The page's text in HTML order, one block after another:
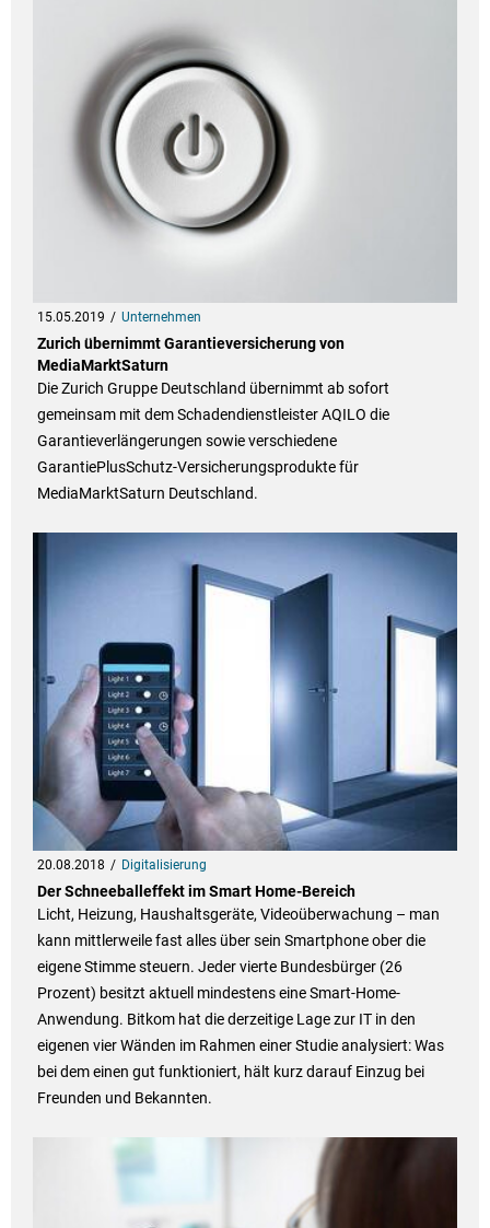
15.05.2019 Unternehmen
Zurich übernimmt Garantieversicherung von
MediaMarktSaturn
Die Zurich Gruppe Deutschland übernimmt ab sofort
gemeinsam mit dem Schadendienstleister AQILO die
Garantieverlängerungen sowie verschiedene
GarantiePlusSchutz-Versicherungsprodukte für
MediaMarktSaturn Deutschland.
20.08.2018 Digitalisierung
Der Schneeballeffekt im Smart Home-Bereich
Licht, Heizung, Haushaltsgeräte, Videoüberwachung – man
kann mittlerweile fast alles über sein Smartphone ober die
eigene Stimme steuern. Jeder vierte Bundesbürger (26
Prozent) besitzt aktuell mindestens eine Smart-Home-
Anwendung. Bitkom hat die derzeitige Lage zur IT in den
eigenen vier Wänden im Rahmen einer Studie analysiert: Was
bei dem einen gut funktioniert, hält kurz darauf Einzug bei
Freunden und Bekannten.